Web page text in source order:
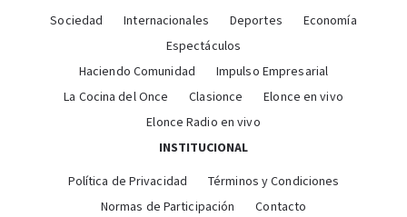
Sociedad
Internacionales Deportes
Economía
Espectáculos
Haciendo Comunidad
Impulso Empresarial
La Cocina del Once
Clasionce
Elonce en vivo
Elonce Radio en vivo
INSTITUCIONAL
Política de Privacidad
Términos y Condiciones
Normas de Participación
Contacto